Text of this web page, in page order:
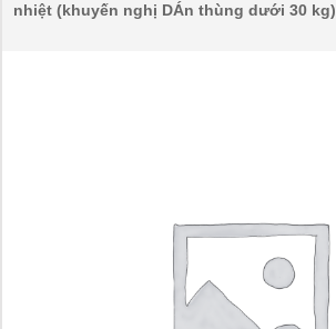
nhiệt (khuyến nghị DÁn thùng dưới 30 kg)